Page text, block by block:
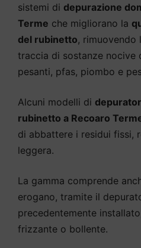
sistemi di depurazione
Terme che migliorano la
del rubinetto, rimuovendo
traccia di sostanze nocive
pesanti, pfas, piombo e
Alcuni modelli di
rubinetto a Recoaro
di abbattere i residui fissi,
leggera.
La gamma comprende
erogano, tramite il
precedentemente
frizzante o bollente.